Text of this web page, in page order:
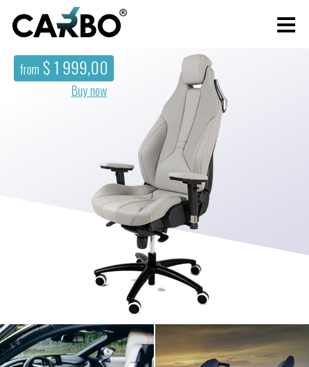
from $ 1 999,00
Buy now